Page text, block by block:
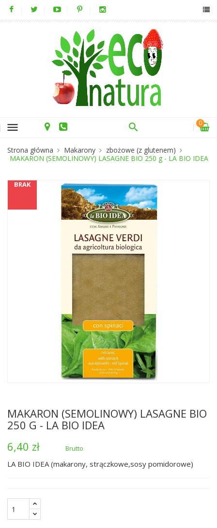
menu 0
Strona główna Makarony
zbożowe (z glutenem)
MAKARON (SEMOLINOWY) LASAGNE BIO 250 g - LA BIO IDEA
BRAK
MAKARON (SEMOLINOWY) LASAGNE BIO
250 G - LA BIO IDEA
6,40 zł
Brutto
LA BIO IDEA (makarony, strączkowe,sosy pomidorowe)